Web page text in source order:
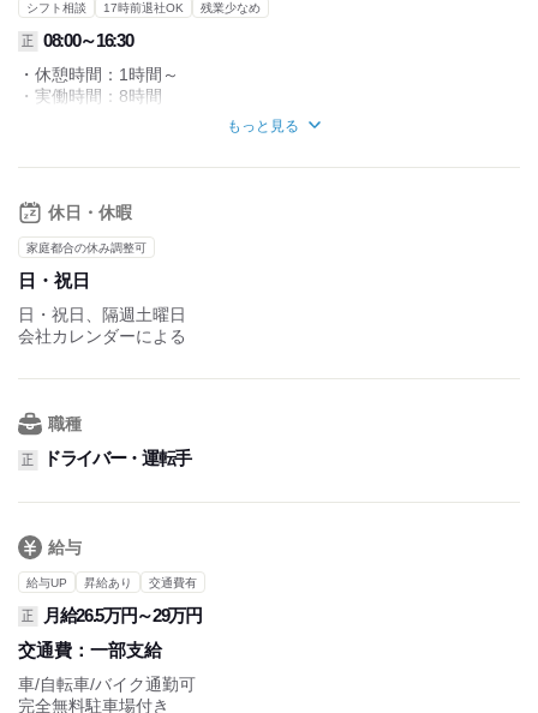
シフト相談 17時前退社OK 残業少なめ
正 08:00～16:30
・休憩時間：1時間～
・実働時間：8時間
・平均所定労働時間：1カ月当たり176時間
※上記は目安であり、月によって異なります。
もっと見る
休日・休暇
家庭都合の休み調整可
日・祝日
日・祝日、隔週土曜日
会社カレンダーによる
職種
正 ドライバー・運転手
給与
給与UP 昇給あり 交通費有
正
月給26.5万円～29万円
交通費： 一部支給
車/自転車/バイク通勤可
完全無料駐車場付き